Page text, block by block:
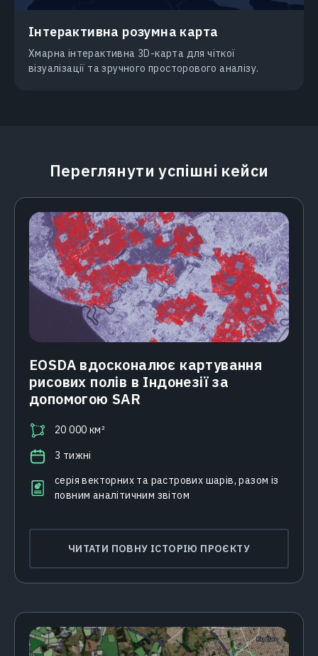
Інтерактивна розумна карта
Хмарна інтерактивна 3D-карта для чіткої
візуалізації та зручного просторового аналізу.
Переглянути успішні кейси
EOSDA вдосконалює картування
рисових полів в Індонезії за
допомогою SAR
20 000 км²
3 тижні
серія векторних та растрових шарів, разом із
повним аналітичним звітом
ЧИТАТИ ПОВНУ ІСТОРІЮ ПРОЄКТУ